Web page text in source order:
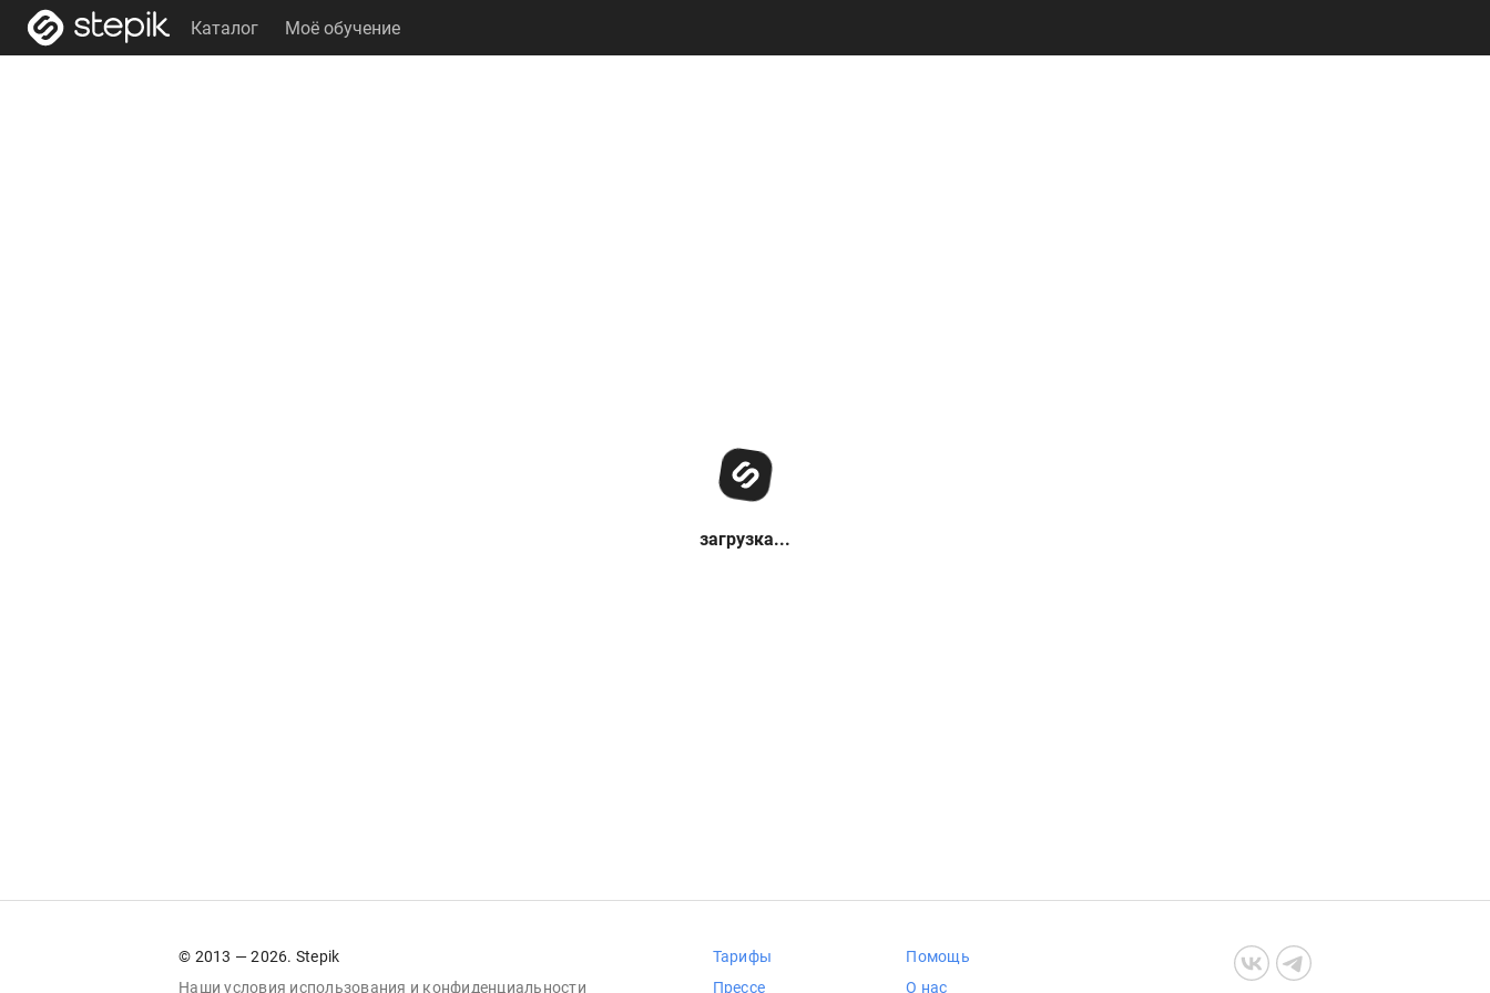
Каталог Моё обучение
загрузка...
© 2013 — 2026. Stepik
Наши условия использования и конфиденциальности
Тарифы
Прессе
Помощь
О нас